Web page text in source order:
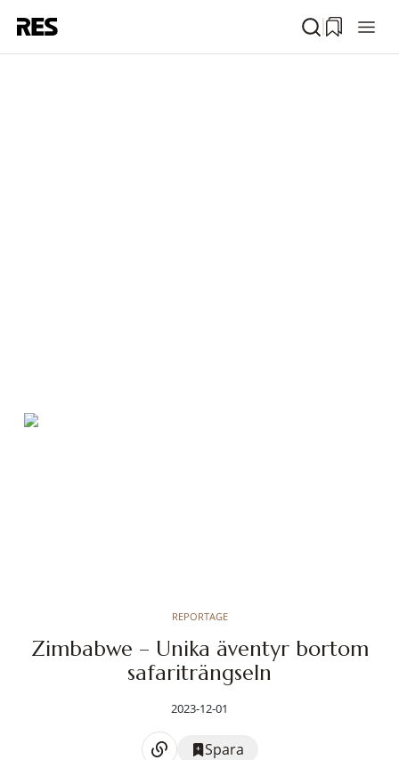
REPORTAGE
Zimbabwe – Unika äventyr bortom
safariträngseln
2023-12-01
Spara